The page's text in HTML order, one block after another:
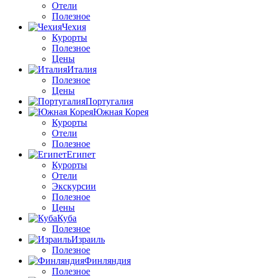
Отели
Полезное
Чехия
Курорты
Полезное
Цены
Италия
Полезное
Цены
Португалия
Южная Корея
Курорты
Отели
Полезное
Египет
Курорты
Отели
Экскурсии
Полезное
Цены
Куба
Полезное
Израиль
Полезное
Финляндия
Полезное